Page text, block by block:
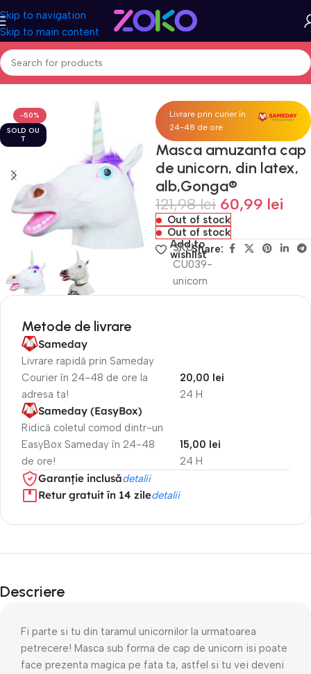
Skip to navigation
Skip to main content
Home Acasa Costume & Masti
-50%
SOLD OU
T
Livrare prin curier în
24-48 de ore
Masca amuzanta cap
de unicorn, din latex,
alb,Gonga®
121,98lei 60,99 lei
Out of stock
Out of stock
Add to
wishlist
SKU
CU039-
unicorn
Share:
Metode de livrare
Sameday
Livrare rapidă prin Sameday
Courier în 24-48 de ore la
adresa ta!
24 H
20,00 lei
Sameday (EasyBox)
Ridică coletul comod dintr-un
EasyBox Sameday în 24-48
de ore!
24 H
15,00 lei
Garanție inclusădetalii
Retur gratuit în 14 ziledetalii
Descriere
Fi parte si tu din taramul unicornilor la urmatoarea
petrecere! Masca sub forma de cap de unicorn isi poate
face prezenta magica pe fata ta, astfel si tu vei deveni